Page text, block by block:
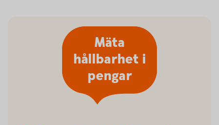
Mäta
hållbarhet i
pengar